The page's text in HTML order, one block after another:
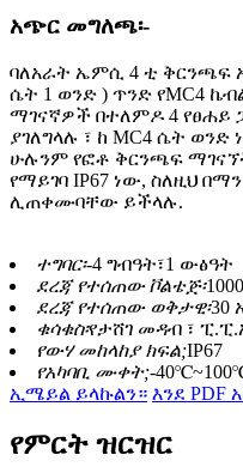
አጭር መግለጫ፡-
ባለአራት ኤምሲ 4 ቲ ቅርንጫፍ
ሴት 1 ወንድ ) ጥንድ የMC4
ማገናኛዎች በተለምዶ 4
ያገለግላሉ ፣ ከ MC4 ሴት ወንድ
ሁሉንም የፎቶ ቅርንጫፍ
የማይገባ IP67 ነው, ስለዚህ
ሊጠቀሙባቸው ይችላሉ.
ተግባር፡-4 ግብዓት፣1 ውፅዓት
ደረጃ የተሰጠው ቮልቴጅ፡
ደረጃ የተሰጠው ወቅታዊ፡30
ቁሳቁስ፡የታሸገ መዳብ ፣
የውሃ መከላከያ ክፍል;IP67
የአካባቢ ሙቀት;-
ኢሜይል ይላኩልን። እንደ PDF
የምርት ዝርዝር